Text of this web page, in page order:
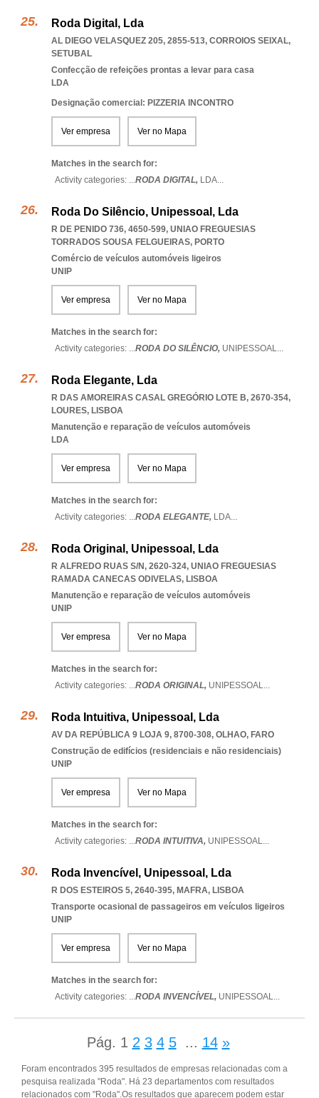
Roda Digital, Lda
AL DIEGO VELASQUEZ 205, 2855-513, CORROIOS SEIXAL,
SETUBAL
Confecção de refeições prontas a levar para casa
LDA
Designação comercial: PIZZERIA INCONTRO
Ver empresa Ver no Mapa
Matches in the search for:
Activity categories: ...RODA DIGITAL, LDA...
Roda Do Silêncio, Unipessoal, Lda
R DE PENIDO 736, 4650-599, UNIAO FREGUESIAS
TORRADOS SOUSA FELGUEIRAS, PORTO
Comércio de veículos automóveis ligeiros
UNIP
Ver empresa Ver no Mapa
Matches in the search for:
Activity categories: ...RODA DO SILÊNCIO, UNIPESSOAL...
Roda Elegante, Lda
R DAS AMOREIRAS CASAL GREGÓRIO LOTE B, 2670-354,
LOURES, LISBOA
Manutenção e reparação de veículos automóveis
LDA
Ver empresa Ver no Mapa
Matches in the search for:
Activity categories: ...RODA ELEGANTE, LDA...
Roda Original, Unipessoal, Lda
R ALFREDO RUAS S/N, 2620-324, UNIAO FREGUESIAS
RAMADA CANECAS ODIVELAS, LISBOA
Manutenção e reparação de veículos automóveis
UNIP
Ver empresa Ver no Mapa
Matches in the search for:
Activity categories: ...RODA ORIGINAL, UNIPESSOAL...
Roda Intuitiva, Unipessoal, Lda
AV DA REPÚBLICA 9 LOJA 9, 8700-308, OLHAO, FARO
Construção de edifícios (residenciais e não residenciais)
UNIP
Ver empresa Ver no Mapa
Matches in the search for:
Activity categories: ...RODA INTUITIVA, UNIPESSOAL...
Roda Invencível, Unipessoal, Lda
R DOS ESTEIROS 5, 2640-395, MAFRA, LISBOA
Transporte ocasional de passageiros em veículos ligeiros
UNIP
Ver empresa Ver no Mapa
Matches in the search for:
Activity categories: ...RODA INVENCÍVEL, UNIPESSOAL...
Pág. 1 2 3 4 5 ... 14 »
Foram encontrados 395 resultados de empresas relacionadas com a
pesquisa realizada "Roda". Há 23 departamentos com resultados
relacionados com "Roda".Os resultados que aparecem podem estar